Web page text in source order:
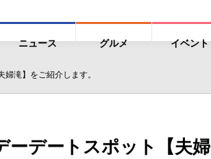
ニュース グルメ イベント
滝】をご紹介します。
ーデートスポット【夫婦